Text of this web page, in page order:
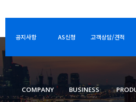
공지사항 AS신청 고객상담/견적
COMPANY BUSINESS